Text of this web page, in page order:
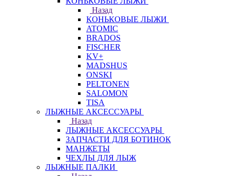
Назад
КОНЬКОВЫЕ ЛЫЖИ
ATOMIC
BRADOS
FISCHER
KV+
MADSHUS
ONSKI
PELTONEN
SALOMON
TISA
ЛЫЖНЫЕ АКСЕССУАРЫ
Назад
ЛЫЖНЫЕ АКСЕССУАРЫ
ЗАПЧАСТИ ДЛЯ БОТИНОК
МАНЖЕТЫ
ЧЕХЛЫ ДЛЯ ЛЫЖ
ЛЫЖНЫЕ ПАЛКИ